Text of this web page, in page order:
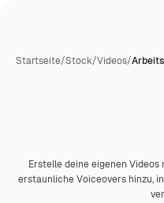
Startseite/Stock/Videos/
Premium
Erstelle deine eigenen Videos
erstaunliche Voiceovers hinzu,